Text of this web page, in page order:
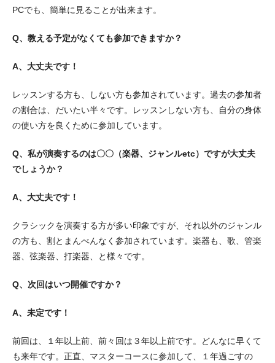
PCでも、簡単に見ることが出来ます。
Q、教える予定がなくても参加できますか？
A、大丈夫です！
レッスンする方も、しない方も参加されています。過去の参加者
の割合は、だいたい半々です。レッスンしない方も、自分の身体
の使い方を良くために参加しています。
Q、私が演奏するのは〇〇（楽器、ジャンルetc）ですが大丈夫
でしょうか？
A、大丈夫です！
クラシックを演奏する方が多い印象ですが、それ以外のジャンル
の方も、割とまんべんなく参加されています。楽器も、歌、管楽
器、弦楽器、打楽器、と様々です。
Q、次回はいつ開催ですか？
A、未定です！
前回は、１年以上前、前々回は３年以上前です。どんなに早くて
も来年です。正直、マスターコースに参加して、１年過ごすの